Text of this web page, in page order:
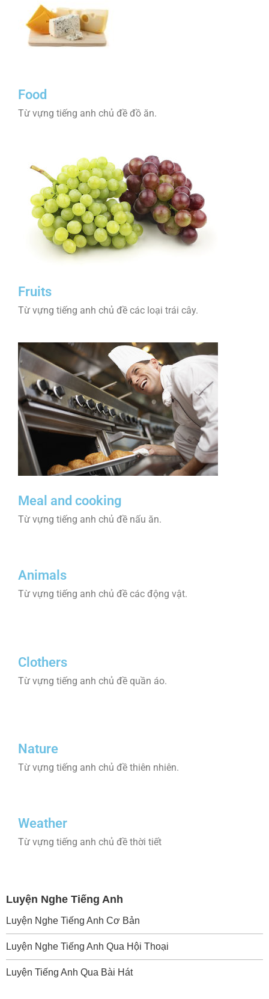
Food
Từ vựng tiếng anh chủ đề đồ ăn.
Fruits
Từ vựng tiếng anh chủ đề các loại trái cây.
Meal and cooking
Từ vựng tiếng anh chủ đề nấu ăn.
Animals
Từ vựng tiếng anh chủ đề các động vật.
Clothers
Từ vựng tiếng anh chủ đề quần áo.
Nature
Từ vựng tiếng anh chủ đề thiên nhiên.
Weather
Từ vựng tiếng anh chủ đề thời tiết
Luyện Nghe Tiếng Anh
Luyện Nghe Tiếng Anh Cơ Bản
Luyện Nghe Tiếng Anh Qua Hội Thoại
Luyện Tiếng Anh Qua Bài Hát